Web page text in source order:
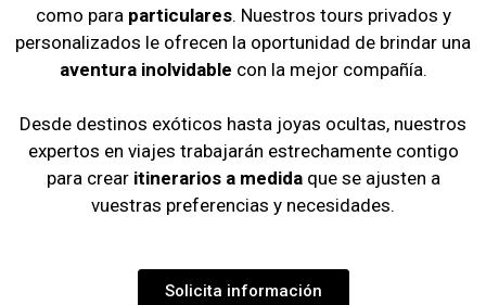
como para particulares. Nuestros tours privados y
personalizados le ofrecen la oportunidad de brindar una
aventura inolvidable con la mejor compañía.
Desde destinos exóticos hasta joyas ocultas, nuestros
expertos en viajes trabajarán estrechamente contigo
para crearitinerarios a medidaque se ajusten a
vuestras preferencias y necesidades.
Solicita información